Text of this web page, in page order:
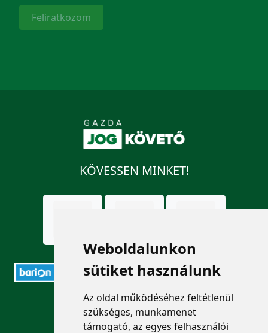
Weboldalunkon
sütiket használunk
Az oldal működéséhez feltétlenül
szükséges, munkamenet
támogató, az egyes felhasználói
Feliratkozom
KÖVESSEN MINKET!
ELÉRHETŐSÉGEK